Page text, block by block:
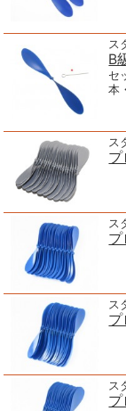
ス
B
セ
本
ス
ス
ス
ス